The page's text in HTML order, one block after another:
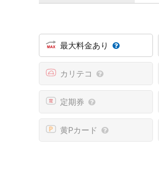
最大料金あり
カリテコ
定期券
黄Pカード